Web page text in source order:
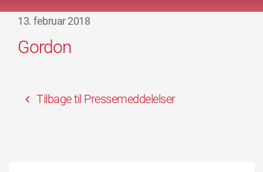
13. februar 2018
Gordon
Tilbage til Pressemeddelelser